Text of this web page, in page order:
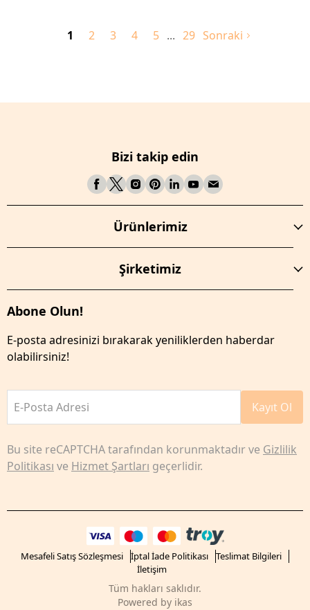
1 2 3 4 5 29 Sonraki
Bizi takip edin
Ürünlerimiz
Şirketimiz
Abone Olun!
E-posta adresinizi bırakarak yeniliklerden haberdar
olabilirsiniz!
E-Posta Adresi Kayıt Ol
Bu site reCAPTCHA tarafından korunmaktadır ve Gizlilik
Politikası ve Hizmet Şartları geçerlidir.
Mesafeli Satış Sözleşmesi İptal İade Politikası
Teslimat Bilgileri
İletişim
Tüm hakları saklıdır.
Powered by ikas